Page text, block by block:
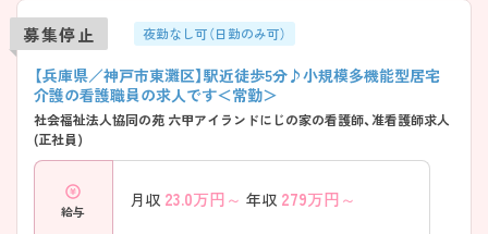
募集停止 夜勤なし可（日勤のみ可）
【兵庫県／神戸市東灘区】駅近徒歩5分♪小規模多機能型居宅
介護の看護職員の求人です＜常勤＞
社会福祉法人協同の苑 六甲アイランドにじの家の看護師、准看護師求人
(正社員)
給与
月収 23.0万円～ 年収 279万円～